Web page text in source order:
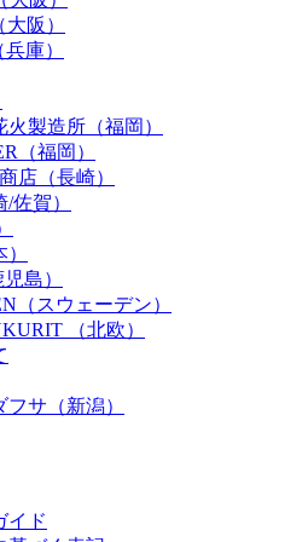
阪）
庫）
製造所（福岡）
（福岡）
店（長崎）
佐賀）
島）
（スウェーデン）
（北欧）
サ（新潟）
イド